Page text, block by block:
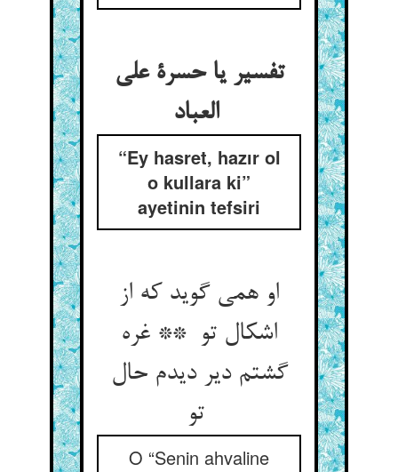
تفسیر یا حسرة علی
العباد
“Ey hasret, hazır ol
o kullara ki”
ayetinin tefsiri
او همی گوید که از
اشکال تو ** غره
گشتم دیر دیدم حال
تو
O “Senin ahvaline